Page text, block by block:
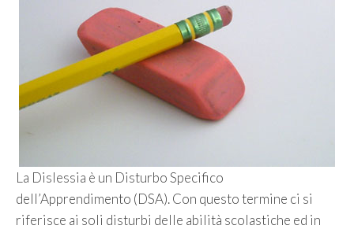
La Dislessia è un Disturbo Specifico
dell’Apprendimento (DSA). Con questo termine ci si
riferisce ai soli disturbi delle abilità scolastiche ed in